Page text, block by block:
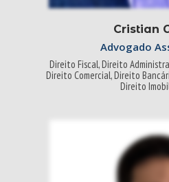
Cristian
Advogado
Direito Fiscal, Direito
Direito Comercial, Direito
Direito